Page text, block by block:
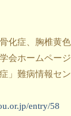
化症、胸椎黄
会ホームページ
」難病情報セ
entry/58